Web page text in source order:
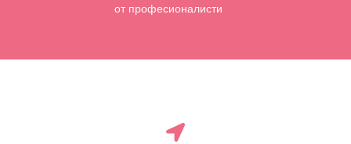
от професионалисти